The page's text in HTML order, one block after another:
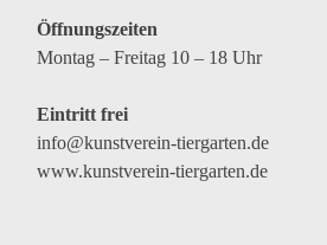
Öffnungszeiten
Montag – Freitag 10 – 18 Uhr
Eintritt frei
info@kunstverein-tiergarten.de
www.kunstverein-tiergarten.de